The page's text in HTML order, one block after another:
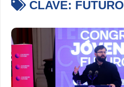
CLAVE: FUTURO